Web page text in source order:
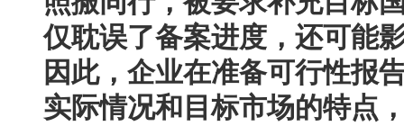
仅耽误了备案进度，还可能
因此，企业在准备可行性报
实际情况和目标市场的特点